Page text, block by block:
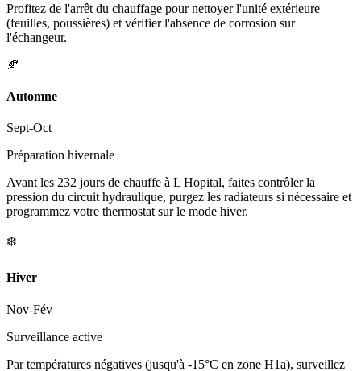
Profitez de l'arrêt du chauffage pour nettoyer l'unité extérieure
(feuilles, poussières) et vérifier l'absence de corrosion sur
l'échangeur.
🍂
Automne
Sept-Oct
Préparation hivernale
Avant les 232 jours de chauffe à L Hopital, faites contrôler la
pression du circuit hydraulique, purgez les radiateurs si nécessaire et
programmez votre thermostat sur le mode hiver.
❄️
Hiver
Nov-Fév
Surveillance active
Par températures négatives (jusqu'à -15°C en zone H1a), surveillez